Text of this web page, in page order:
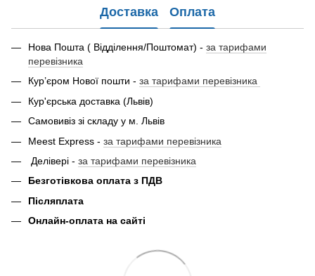
Доставка Оплата
Нова Пошта ( Відділення/Поштомат) - за тарифами
перевізника
Кур’єром Нової пошти - за тарифами перевізника
Кур'єрська доставка (Львів)
Самовивіз зі складу у м. Львів
Meest Express - за тарифами перевізника
Делівері - за тарифами перевізника
Безготівкова оплата з ПДВ
Післяплата
Онлайн-оплата на сайті